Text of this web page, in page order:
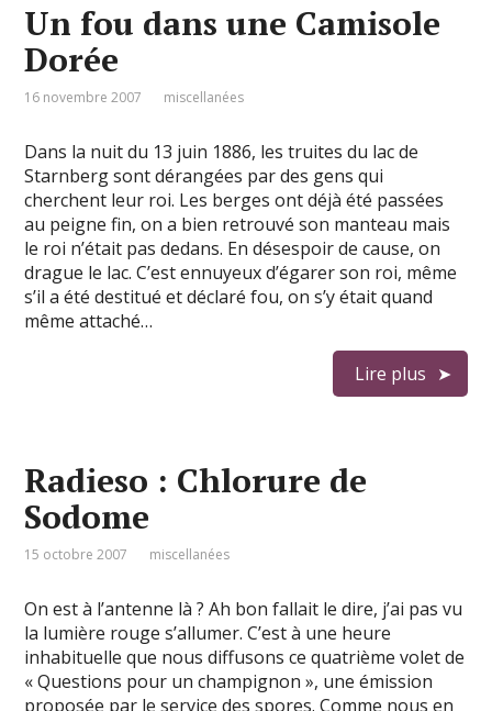
Un fou dans une Camisole
Dorée
16 novembre 2007 miscellanées
Dans la nuit du 13 juin 1886, les truites du lac de
Starnberg sont dérangées par des gens qui
cherchent leur roi. Les berges ont déjà été passées
au peigne fin, on a bien retrouvé son manteau mais
le roi n’était pas dedans. En désespoir de cause, on
drague le lac. C’est ennuyeux d’égarer son roi, même
s’il a été destitué et déclaré fou, on s’y était quand
même attaché…
Lire plus
Radieso : Chlorure de
Sodome
15 octobre 2007 miscellanées
On est à l’antenne là ? Ah bon fallait le dire, j’ai pas vu
la lumière rouge s’allumer. C’est à une heure
inhabituelle que nous diffusons ce quatrième volet de
« Questions pour un champignon », une émission
proposée par le service des spores. Comme nous en